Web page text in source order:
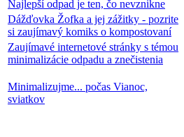
Najlepší odpad je ten, čo nevznikne
Dážďovka Žofka a jej zážitky - pozrite
si zaujímavý komiks o kompostovaní
Zaujímavé internetové stránky s témou
minimalizácie odpadu a znečistenia
Minimalizujme... počas Vianoc,
sviatkov